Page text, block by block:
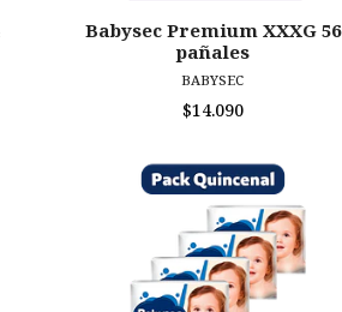
Babysec Premium XXXG 56
pañales
BABYSEC
$14.090